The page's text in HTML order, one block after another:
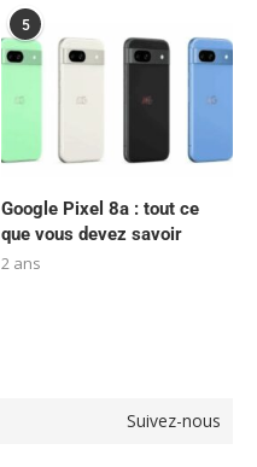
5
Google Pixel 8a : tout ce
que vous devez savoir
2 ans
Suivez-nous